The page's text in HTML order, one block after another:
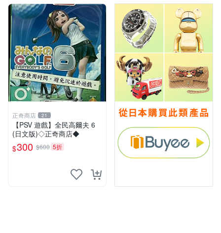
正奇商店 21
【PSV 遊戲】全民高爾夫 6
(日文版)◇正奇商店◆
$300 $600 5折